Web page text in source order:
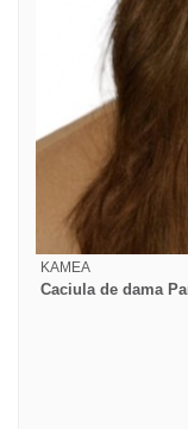
KAMEA
Caciula de dama